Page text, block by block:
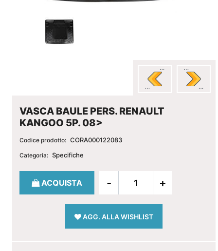
VASCA BAULE PERS. RENAULT
KANGOO 5P. 08>
Codice prodotto: CORA000122083
Categoria: Specifiche
Quantità
ACQUISTA
AGG. ALLA WISHLIST